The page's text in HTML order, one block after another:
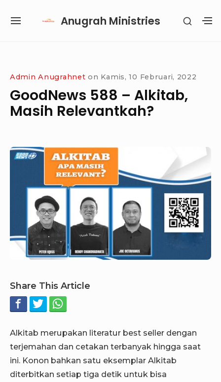
Anugrah Ministries
SITE
SHOW
Admin Anugrahnet on Kamis, 10 Februari, 2022
GoodNews 588 – Alkitab,
Masih Relevantkah?
Share This Article
Alkitab merupakan literatur best seller dengan
terjemahan dan cetakan terbanyak hingga saat
ini. Konon bahkan satu eksemplar Alkitab
diterbitkan setiap tiga detik untuk bisa